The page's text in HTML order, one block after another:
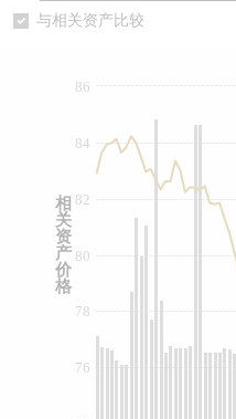
与相关资产比较
76
78
80
82
84
86
相
关
资
产
价
格
认股证/牛熊证日志
认股证文件及公告 (瑞信)
牛熊证到期结算价查找
牛熊证文件及公告
牛熊证文件及公告 (瑞信)
中资ETFs溢价比较
收市竞价变化